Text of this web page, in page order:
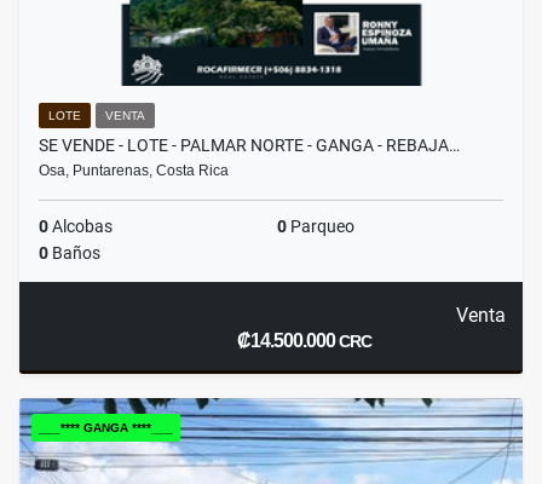
LOTE VENTA
SE VENDE - LOTE - PALMAR NORTE - GANGA - REBAJA…
Osa, Puntarenas, Costa Rica
0Alcobas 0 Parqueo
0 Baños
Venta
₡14.500.000CRC
___**** GANGA ****___